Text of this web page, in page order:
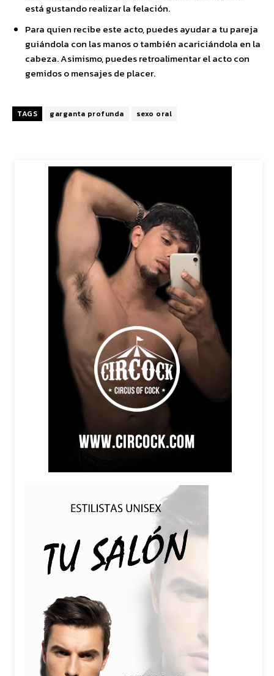
está gustando realizar la felación.
Para quien recibe este acto, puedes ayudar a tu pareja
guiándola con las manos o también acariciándola en la
cabeza. Asimismo, puedes retroalimentar el acto con
gemidos o mensajes de placer.
TAGS garganta profunda sexo oral